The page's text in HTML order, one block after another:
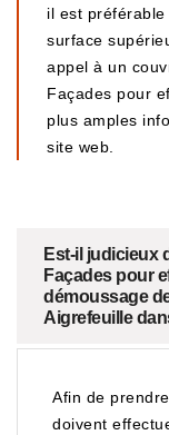
il est
surface
appel à un
Façades pour
plus amples
site web.
Est-il judicieux
Façades pour
démoussage
Aigrefeuille
Afin de
doivent